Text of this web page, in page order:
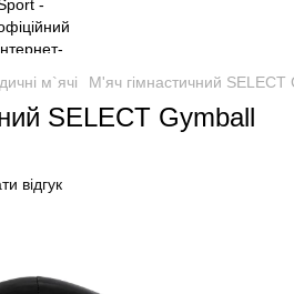
м`ячі М'яч гімнастичний
SELECT Gymball
відгук